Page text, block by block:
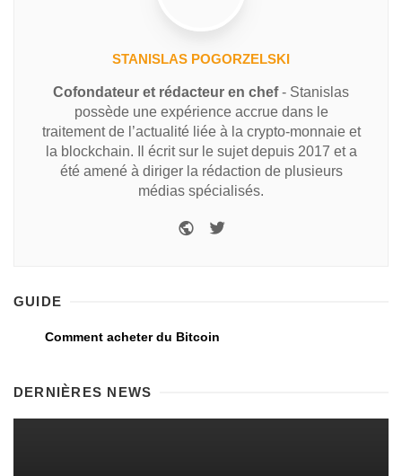
STANISLAS POGORZELSKI
Cofondateur et rédacteur en chef- Stanislas
possède une expérience accrue dans le
traitement de l’actualité liée à la crypto-monnaie et
la blockchain. Il écrit sur le sujet depuis 2017 et a
été amené à diriger la rédaction de plusieurs
médias spécialisés.
GUIDE
Comment acheter du Bitcoin
DERNIÈRES NEWS